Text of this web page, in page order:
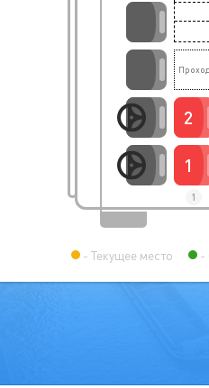
1
1
2
Текущее место